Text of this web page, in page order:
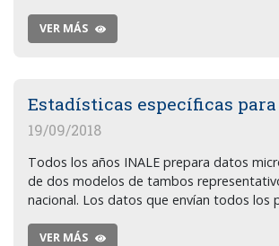
VER MÁS
Estadísticas específicas para
19/09/2018
Todos los años INALE prepara datos
de dos modelos de tambos
nacional. Los datos que envían todos los
VER MÁS